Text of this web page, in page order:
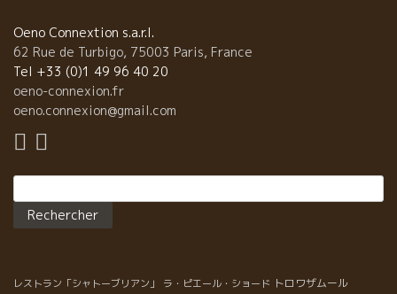
Oeno Connextion s.a.r.l.
62 Rue de Turbigo, 75003 Paris, France
Tel +33 (0)1 49 96 40 20
oeno-connexion.fr
oeno.connexion@gmail.com
レストラン「シャトーブリアン」 ラ・ピエール・ショード トロワザムール